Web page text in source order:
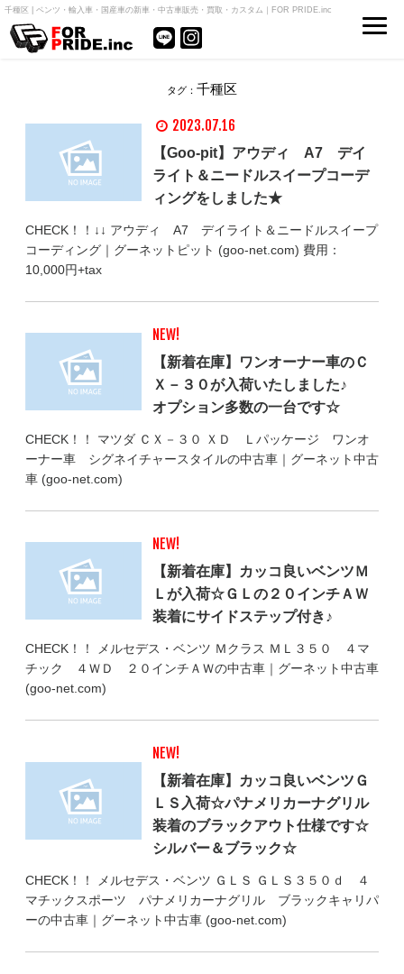
千種区 | ベンツ・輸入車・国産車の新車・中古車販売・買取・カスタム｜FOR PRIDE.inc
タグ： 千種区
2023.07.16
【Goo-pit】アウディ A7 デイ
ライト＆ニードルスイープコーデ
ィングをしました★
CHECK！！↓↓ アウディ A7 デイライト＆ニードルスイープ
コーディング｜グーネットピット (goo-net.com) 費用：
10,000円+tax
NEW!
【新着在庫】ワンオーナー車のＣ
Ｘ－３０が入荷いたしました♪
オプション多数の一台です☆
CHECK！！ マツダ ＣＸ－３０ ＸＤ Ｌパッケージ ワンオ
ーナー車 シグネイチャースタイルの中古車｜グーネット中古
車 (goo-net.com)
NEW!
【新着在庫】カッコ良いベンツＭ
Ｌが入荷☆ＧＬの２０インチＡＷ
装着にサイドステップ付き♪
CHECK！！ メルセデス・ベンツ Ｍクラス ＭＬ３５０ ４マ
チック ４ＷＤ ２０インチＡＷの中古車｜グーネット中古車
(goo-net.com)
NEW!
【新着在庫】カッコ良いベンツＧ
ＬＳ入荷☆パナメリカーナグリル
装着のブラックアウト仕様です☆
シルバー＆ブラック☆
CHECK！！ メルセデス・ベンツ ＧＬＳ ＧＬＳ３５０ｄ ４
マチックスポーツ パナメリカーナグリル ブラックキャリパ
ーの中古車｜グーネット中古車 (goo-net.com)